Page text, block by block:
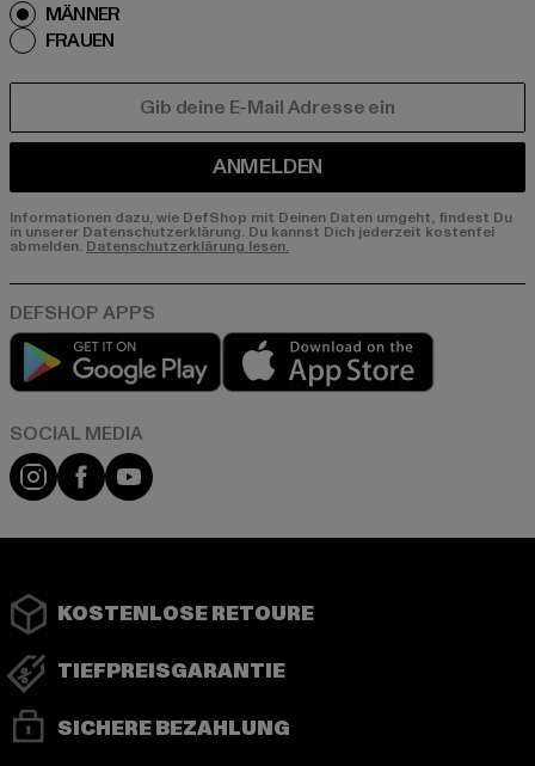
MÄNNER
FRAUEN
ANMELDEN
Informationen dazu, wie DefShop mit Deinen Daten umgeht, findest Du
in unserer Datenschutzerklärung. Du kannst Dich jederzeit kostenfei
abmelden. Datenschutzerklärung lesen.
Play market
Instagram
FacebookYouTube
KOSTENLOSE RETOURE
TIEFPREISGARANTIE
SICHERE BEZAHLUNG